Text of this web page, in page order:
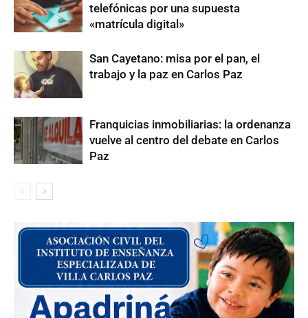
telefónicas por una supuesta
«matrícula digital»
San Cayetano: misa por el pan, el
trabajo y la paz en Carlos Paz
Franquicias inmobiliarias: la ordenanza
vuelve al centro del debate en Carlos
Paz